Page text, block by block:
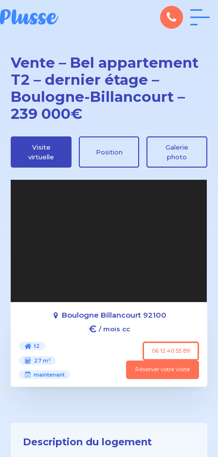
Vente – Bel appartement
T2 – dernier étage –
Boulogne-Billancourt –
239 000€
Visite
virtuelle
Position
Galerie
photo
Boulogne Billancourt 92100
€ / mois cc
t2
27 m²
maintenant
06 12 40 55 89
Réserver votre visite
Description du logement